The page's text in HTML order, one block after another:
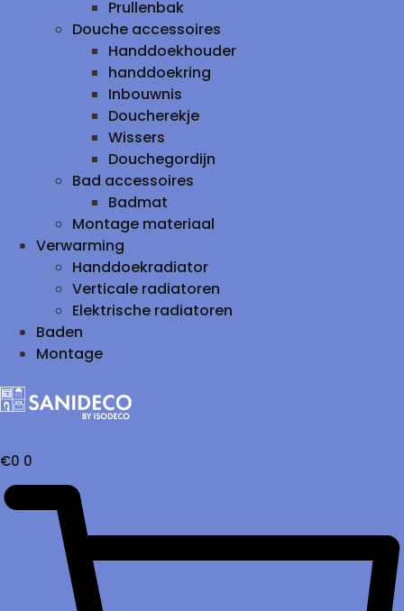
Prullenbak
Douche accessoires
Handdoekhouder
handdoekring
Inbouwnis
Doucherekje
Wissers
Douchegordijn
Bad accessoires
Badmat
Montage materiaal
Verwarming
Handdoekradiator
Verticale radiatoren
Elektrische radiatoren
Baden
Montage
€0 0